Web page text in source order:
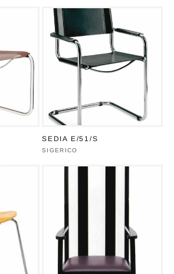
SEDIA E/51/S
Produttore:
SIGERICO